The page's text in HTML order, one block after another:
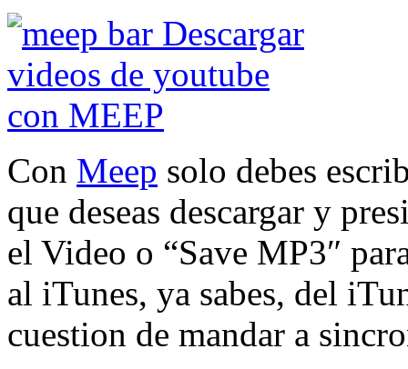
Con Meep solo debes
que deseas descargar y
el Video o “Save MP3″
al iTunes, ya sabes, del
cuestion de mandar a